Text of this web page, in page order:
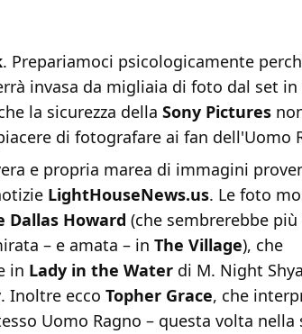
. Prepariamoci psicologicamente
invasa da migliaia di foto dal set
la sicurezza della Sony Pictures
di fotografare ai fan dell'Uomo
e propria marea di immagini
LightHouseNews.us. Le foto
Dallas Howard (che sembrerebbe più
– e amata – in The Village), che
in Lady in the Water di M. Night
. Inoltre ecco Topher Grace, che
Uomo Ragno – questa volta nella